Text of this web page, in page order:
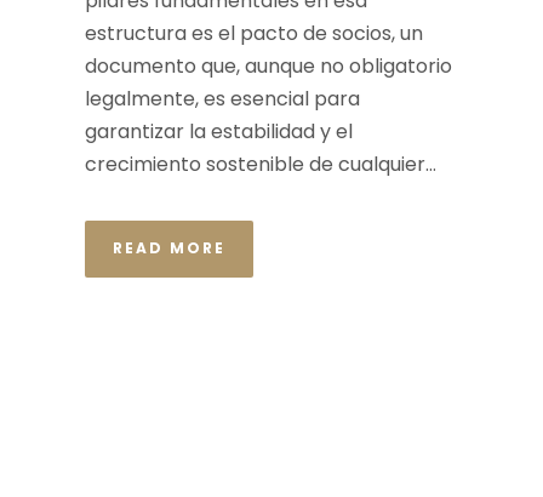
estructura es el pacto de socios, un
documento que, aunque no obligatorio
legalmente, es esencial para
garantizar la estabilidad y el
crecimiento sostenible de cualquier...
READ MORE